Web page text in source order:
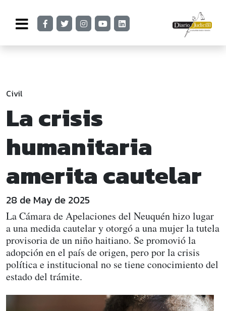
Civil
La crisis
humanitaria
amerita cautelar
28 de May de 2025
La Cámara de Apelaciones del Neuquén hizo lugar
a una medida cautelar y otorgó a una mujer la tutela
provisoria de un niño haitiano. Se promovió la
adopción en el país de origen, pero por la crisis
política e institucional no se tiene conocimiento del
estado del trámite.